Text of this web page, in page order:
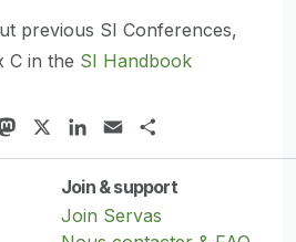
previous SI Conferences,
C in the SI Handbook
MastodonLinkedIn
Email
Join & support
Join Servas